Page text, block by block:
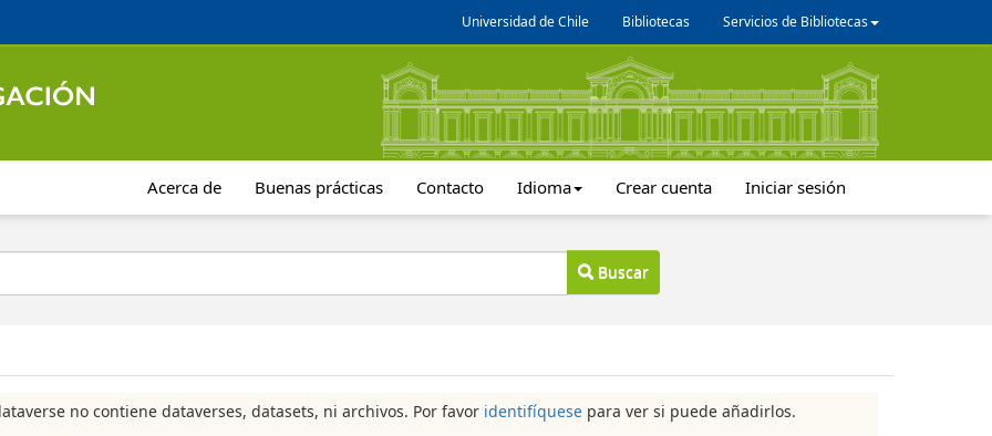
Universidad de Chile Bibliotecas Servicios de Bibliotecas
Acerca de Buenas prácticas Contacto Idioma Crear cuenta Iniciar sesión
Buscar
no contiene dataverses, datasets, ni archivos. Por favor identifíquese para ver si puede añadirlos.